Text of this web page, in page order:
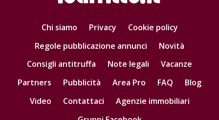
Chi siamo Privacy
Cookie policy
Regole pubblicazione annunci
Novità
Consigli antitruffa
Note legali
Vacanze
Partners
Pubblicità Area Pro FAQ
Blog
Video
Contattaci
Agenzie immobiliari